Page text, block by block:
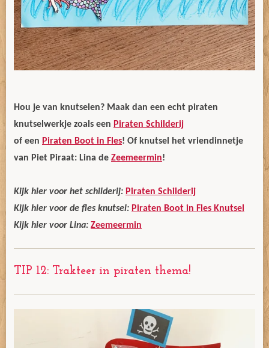
Hou je van knutselen? Maak dan een echt piraten
knutselwerkje zoals een Piraten Schilderij
of een Piraten Boot in Fles! Of knutsel het vriendinnetje
van Piet Piraat: Lina de Zeemeermin!
Kijk hier voor het schilderij: Piraten Schilderij
Kijk hier voor de fles knutsel: Piraten Boot in Fles Knutsel
Kijk hier voor Lina: Zeemeermin
TIP 12: Trakteer in piraten thema!